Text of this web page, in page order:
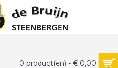
0 product(en) - € 0,00